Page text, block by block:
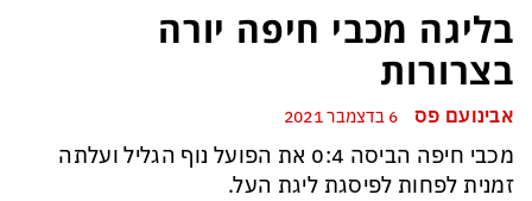
עומאן לגבי תפעול משותף של מצר הורמוז – אם טראמפ יאשר המלחמה תסתיים
ומיירטים להגנה – טראמפ נשאר רק עם ציוצי האיום המגוחכים שלא מזיזים לטהרן
כמדיניות: כך הפכה ההוצאה להורג לכלי ההרתעה המרכזי של המשטר האיראני
בליגה מכבי חיפה יורה
בצרורות
אבינועם פס
מכבי חיפה הביסה 0:4 את הפועל נוף הגליל ועלתה
זמנית לפחות לפיסגת ליגת העל.